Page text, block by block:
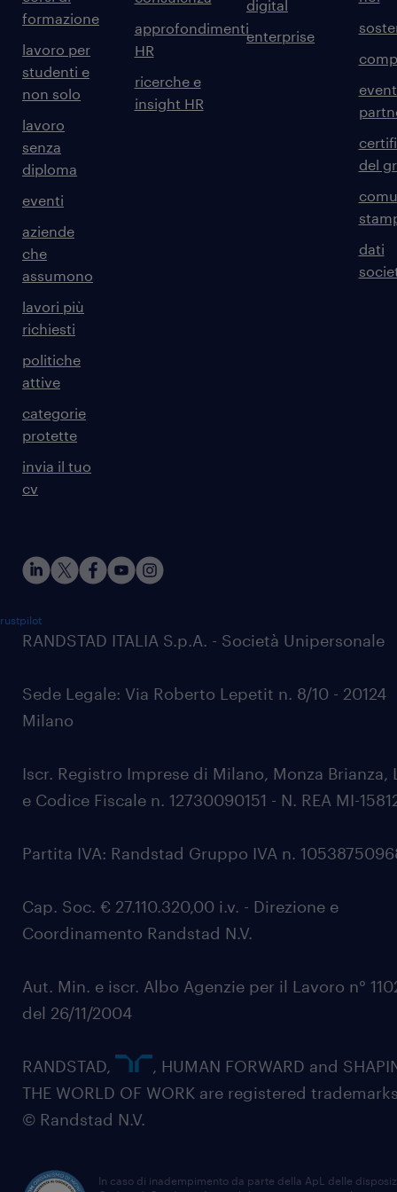
formazione
lavoro per
studenti e
non solo
lavoro
senza
diploma
eventi
aziende
che
assumono
lavori più
richiesti
politiche
attive
categorie
protette
invia il tuo
cv
approfondimenti
HR
ricerche e
insight HR
digital
enterprise
del
dati
RANDSTAD ITALIA S.p.A. - Società Unipersonale
Sede Legale: Via Roberto Lepetit n. 8/10 - 20124
Milano
Iscr. Registro Imprese di Milano, Monza Brianza,
e Codice Fiscale n. 12730090151 - N. REA MI-
Partita IVA: Randstad Gruppo IVA n.
Cap. Soc. € 27.110.320,00 i.v. - Direzione e
Coordinamento Randstad N.V.
Aut. Min. e iscr. Albo Agenzie per il Lavoro n°
del 26/11/2004
RANDSTAD,
, HUMAN FORWARD and
THE WORLD OF WORK are registered
© Randstad N.V.
In caso di inadempimento da parte della ApL delle